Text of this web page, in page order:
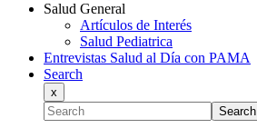
Salud General
Artículos de Interés
Salud Pediatrica
Entrevistas Salud al Día con PAMA
Search
x
Search